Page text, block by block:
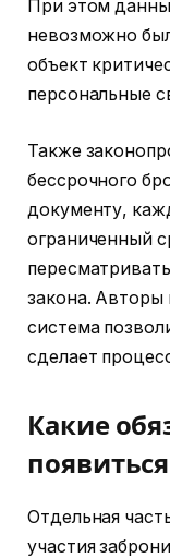
При этом
невозможно
объект
персональные
Также
бессрочного
документу,
ограниченный
закона. Авторы
система
сделает
Какие
Отдельная
участия